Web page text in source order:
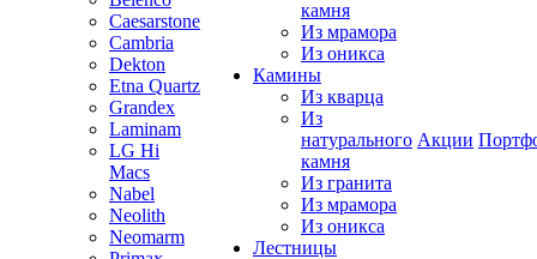
Caesarstone
Cambria
Dekton
Etna Quartz
Grandex
Laminam
LG Hi
Macs
Nabel
Neolith
Neomarm
камня
Из мрамора
Из оникса
Камины
Из кварца
Из
натурального
камня
Из гранита
Из мрамора
Из оникса
Лестницы
Акции